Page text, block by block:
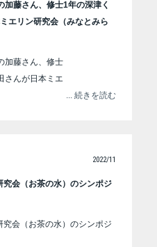
藤さん、修士1年の深津く
エリン研究会（みなとみら
加藤さん、修士
さんが日本ミエ
... 続きを読む
2022/11
会（お茶の水）のシンポジ
会（お茶の水）のシンポジ